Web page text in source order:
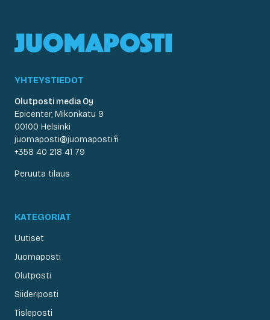
YHTEYSTIEDOT
Olutposti media Oy
Epicenter, Mikonkatu 9
00100 Helsinki
juomaposti@juomaposti.fi
+358 40 218 41 79
Peruuta tilaus
KATEGORIAT
Uutiset
Juomaposti
Olutposti
Siideriposti
Tisleposti